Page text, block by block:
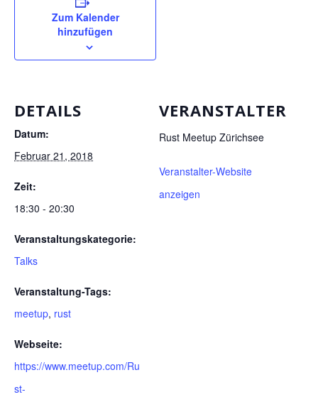
Zum Kalender
hinzufügen
DETAILS
Datum:
Februar 21, 2018
Zeit:
18:30 - 20:30
Veranstaltungskategorie:
Talks
Veranstaltung-Tags:
meetup, rust
Webseite:
https://www.meetup.com/Ru
st-
VERANSTALTER
Rust Meetup Zürichsee
Veranstalter-Website
anzeigen